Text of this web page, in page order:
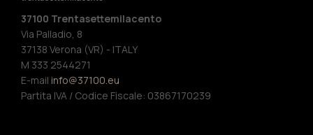
37100 Trentasettemilacento
Via Palladio, 8
37138 Verona (VR) - ITALY
M 333 2544271
E-mail info@37100.eu
Partita IVA / Codice Fiscale: 03867170239